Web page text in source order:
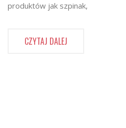
produktów jak szpinak,
CZYTAJ DALEJ